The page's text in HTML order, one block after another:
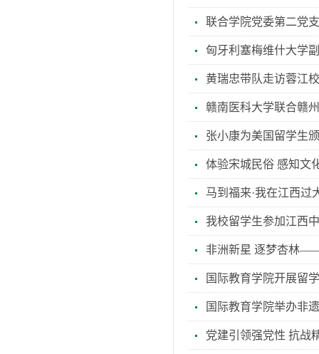
联合学院党委第二党
匈牙利塞梅维什大学
黄瑞忠带队走访蓉江
赣南医科大学联合赣
张小康为美国留学生
体验宋城民俗 感知文
马到福来·我在江西
我校留学生参加江西
非洲新星 逐梦杏林
国际教育学院开展留
国际教育学院举办非
党建引领强党性 抗